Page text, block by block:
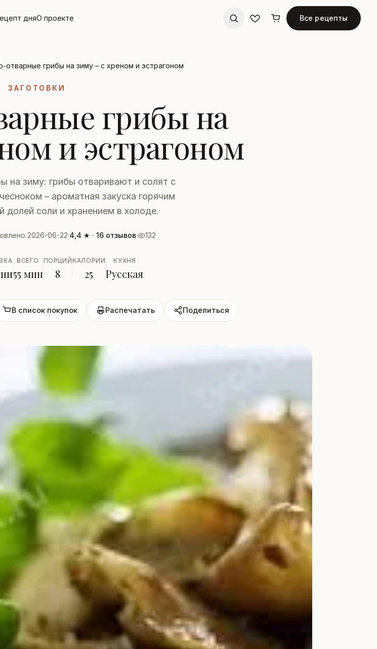
дняО проекте Все рецепты
отварные грибы на зиму – с хреном и эстрагоном
ЗАГОТОВКИ
грибы на
и эстрагоном
на зиму: грибы отваривают и солят с
– ароматная закуска горячим
долей соли и хранением в холоде.
2026-06-22·4,4 ★ · 16 отзывов· 132
ВСЕГО
55 мин
ПОРЦИЙ
8
КАЛОРИИ
25
КУХНЯ
Русская
В список покупок Распечатать Поделиться